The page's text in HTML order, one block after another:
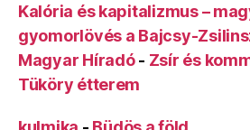
Kalória és kapitalizmus –
gyomorlövés a Bajcsy-
Magyar Híradó- Zsír és
Tüköry étterem